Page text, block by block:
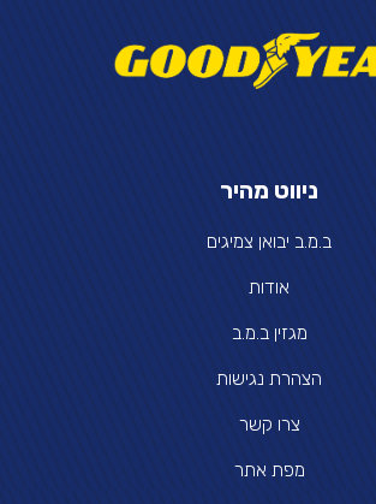
ניווט מהיר
ב.מ.ב יבואן צמיגים
אודות
מגזין ב.מ.ב
הצהרת נגישות
צרו קשר
מפת אתר